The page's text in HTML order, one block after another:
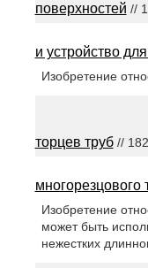
поверхностей //
и устройство
Изобретение
торцев труб//
многорезцового
Изобретение
может быть
нежестких